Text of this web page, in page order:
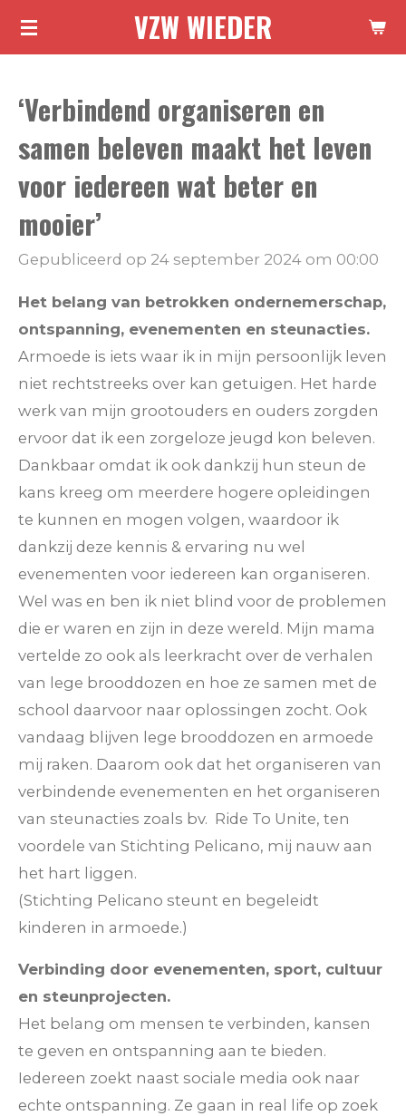
Ga
de
VZW WIEDER
‘Verbindend organiseren en
samen beleven maakt het leven
voor iedereen wat beter en
mooier’
Gepubliceerd op 24 september 2024 om 00:00
Het belang van betrokken ondernemerschap,
ontspanning, evenementen en steunacties.
Armoede is iets waar ik in mijn persoonlijk leven
niet rechtstreeks over kan getuigen. Het harde
werk van mijn grootouders en ouders zorgden
ervoor dat ik een zorgeloze jeugd kon beleven.
Dankbaar omdat ik ook dankzij hun steun de
kans kreeg om meerdere hogere opleidingen
te kunnen en mogen volgen, waardoor ik
dankzij deze kennis & ervaring nu wel
evenementen voor iedereen kan organiseren.
Wel was en ben ik niet blind voor de problemen
die er waren en zijn in deze wereld. Mijn mama
vertelde zo ook als leerkracht over de verhalen
van lege brooddozen en hoe ze samen met de
school daarvoor naar oplossingen zocht. Ook
vandaag blijven lege brooddozen en armoede
mij raken. Daarom ook dat het organiseren van
verbindende evenementen en het organiseren
van steunacties zoals bv. Ride To Unite, ten
voordele van Stichting Pelicano, mij nauw aan
het hart liggen.
(Stichting Pelicano steunt en begeleidt
kinderen in armoede.)
Verbinding door evenementen, sport, cultuur
en steunprojecten.
Het belang om mensen te verbinden, kansen
te geven en ontspanning aan te bieden.
Iedereen zoekt naast sociale media ook naar
echte ontspanning. Ze gaan in real life op zoek